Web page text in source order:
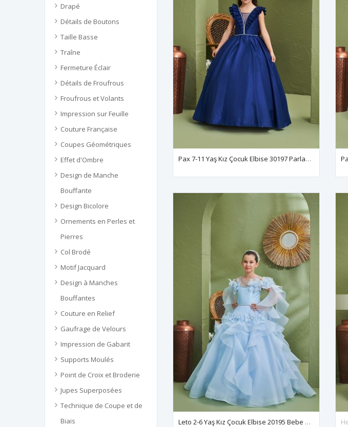
Drapé
Détails de Boutons
Taille Basse
Traîne
Fermeture Éclair
Détails de Froufrous
Froufrous et Volants
Impression sur Feuille
Couture Française
Coupes Géométriques
Effet d'Ombre
Design de Manche
Bouffante
Design Bicolore
Ornements en Perles et
Pierres
Col Brodé
Motif Jacquard
Design à Manches
Bouffantes
Couture en Relief
Gaufrage de Velours
Impression de Gabarit
Supports Moulés
Point de Croix et Broderie
Jupes Superposées
Technique de Coupe et de
Biais
Pax 7-11 Yaş Kız Çocuk Elbise 30197 Parlament
Leto 2-6 Yaş Kız Çocuk Elbise 20195 Bebe Mavi